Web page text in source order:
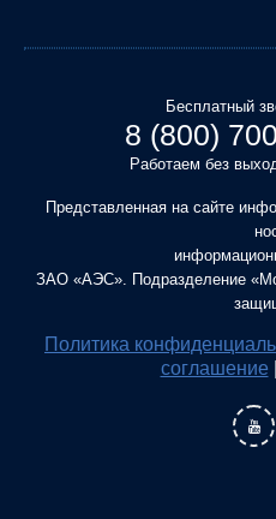
Бесплатный
8 (800)
Работаем без
Представленная на сайте
ЗАО «АЭС». Подразделение
Политика
соглашение